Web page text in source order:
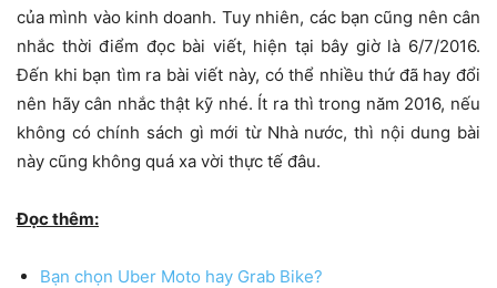
của mình vào kinh doanh. Tuy nhiên, các bạn cũng nên cân
nhắc thời điểm đọc bài viết, hiện tại bây giờ là 6/7/2016.
Đến khi bạn tìm ra bài viết này, có thể nhiều thứ đã hay đổi
nên hãy cân nhắc thật kỹ nhé. Ít ra thì trong năm 2016, nếu
không có chính sách gì mới từ Nhà nước, thì nội dung bài
này cũng không quá xa vời thực tế đâu.
Đọc thêm:
Bạn chọn Uber Moto hay Grab Bike?